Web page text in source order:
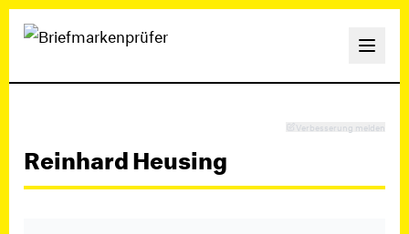
Verbesserung melden
Reinhard Heusing